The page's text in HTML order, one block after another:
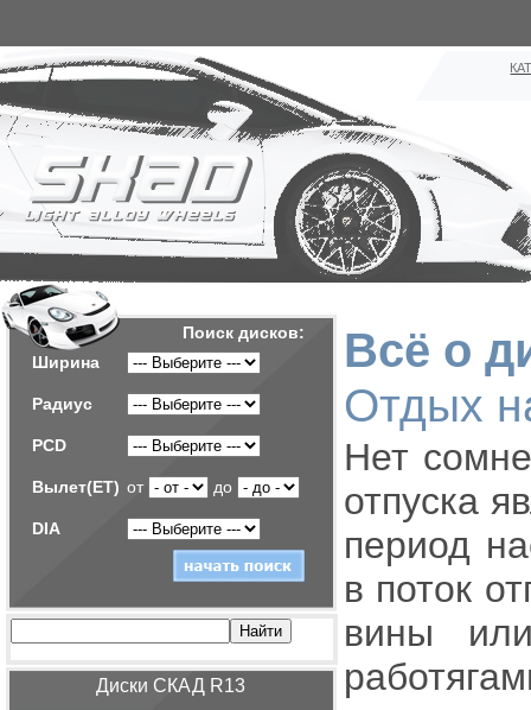
Поиск дисков:
Ширина
Радиус
PCD
Вылет(ET) от до
DIA
Диcки СКАД R13
Всё о
Отдых
Нет
отпуска
период
в поток
вины